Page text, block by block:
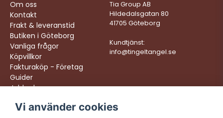
Om oss
Kontakt
Frakt & leveranstid
Butiken i Göteborg
Vanliga frågor
Köpvillkor
Fakturaköp - Företag
Guider
Jobba hos oss
Tia Group AB
Hildedalsgatan 80
41705 Göteborg
Kundtjänst:
info@tingeltangel.se
Följ oss: Vi levererar:
Vi använder cookies